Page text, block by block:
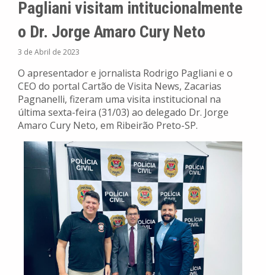
Pagliani visitam intitucionalmente
o Dr. Jorge Amaro Cury Neto
3 de Abril de 2023
O apresentador e jornalista Rodrigo Pagliani e o
CEO do portal Cartão de Visita News, Zacarias
Pagnanelli, fizeram uma visita institucional na
última sexta-feira (31/03) ao delegado Dr. Jorge
Amaro Cury Neto, em Ribeirão Preto-SP.